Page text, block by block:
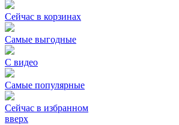
Сейчас в корзинах
Самые выгодные
С видео
Самые популярные
Сейчас в избранном
вверх